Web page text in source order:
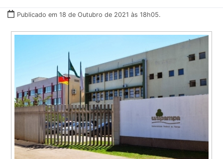
Publicado em 18 de Outubro de 2021 às 18h05.